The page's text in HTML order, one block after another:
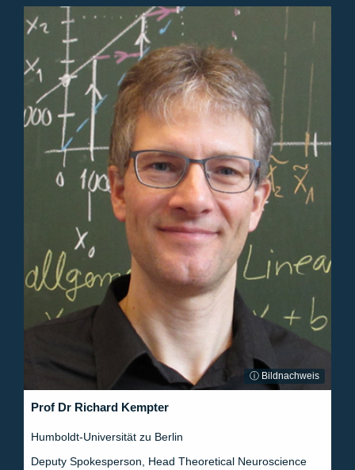
ⓘ Bildnachweis
Prof Dr Richard Kempter
Humboldt-Universität zu Berlin
Deputy Spokesperson, Head Theoretical Neuroscience